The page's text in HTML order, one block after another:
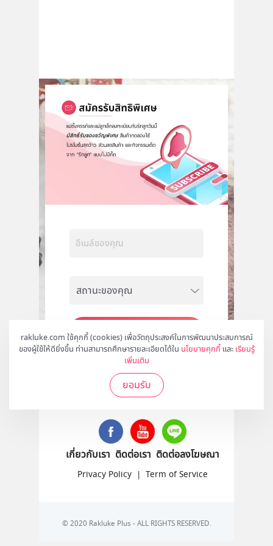
rakluke.com ใช้คุกกี้ (cookies) เพื่อวัตถุประสงค์ในการพัฒนาประสบการณ์
ของผู้ใช้ให้ดียิ่งขึ้น ท่านสามารถศึกษารายละเอียดได้ใน นโยบายคุกกี้ และ เรียนรู้
เพิ่มเติม
ยอมรับ
สมัคร
ติดตามเราได้ที่
เกี่ยวกับเรา ติดต่อเรา ติดต่อลงโฆษณา
Privacy Policy | Term of Service
© 2020 Rakluke Plus - ALL RIGHTS RESERVED.